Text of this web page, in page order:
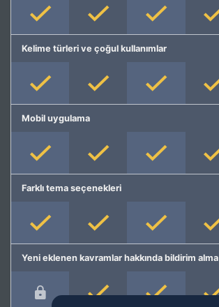
Kelime türleri ve çoğul kullanımlar
Mobil uygulama
Farklı tema seçenekleri
Yeni eklenen kavramlar hakkında bildirim alma